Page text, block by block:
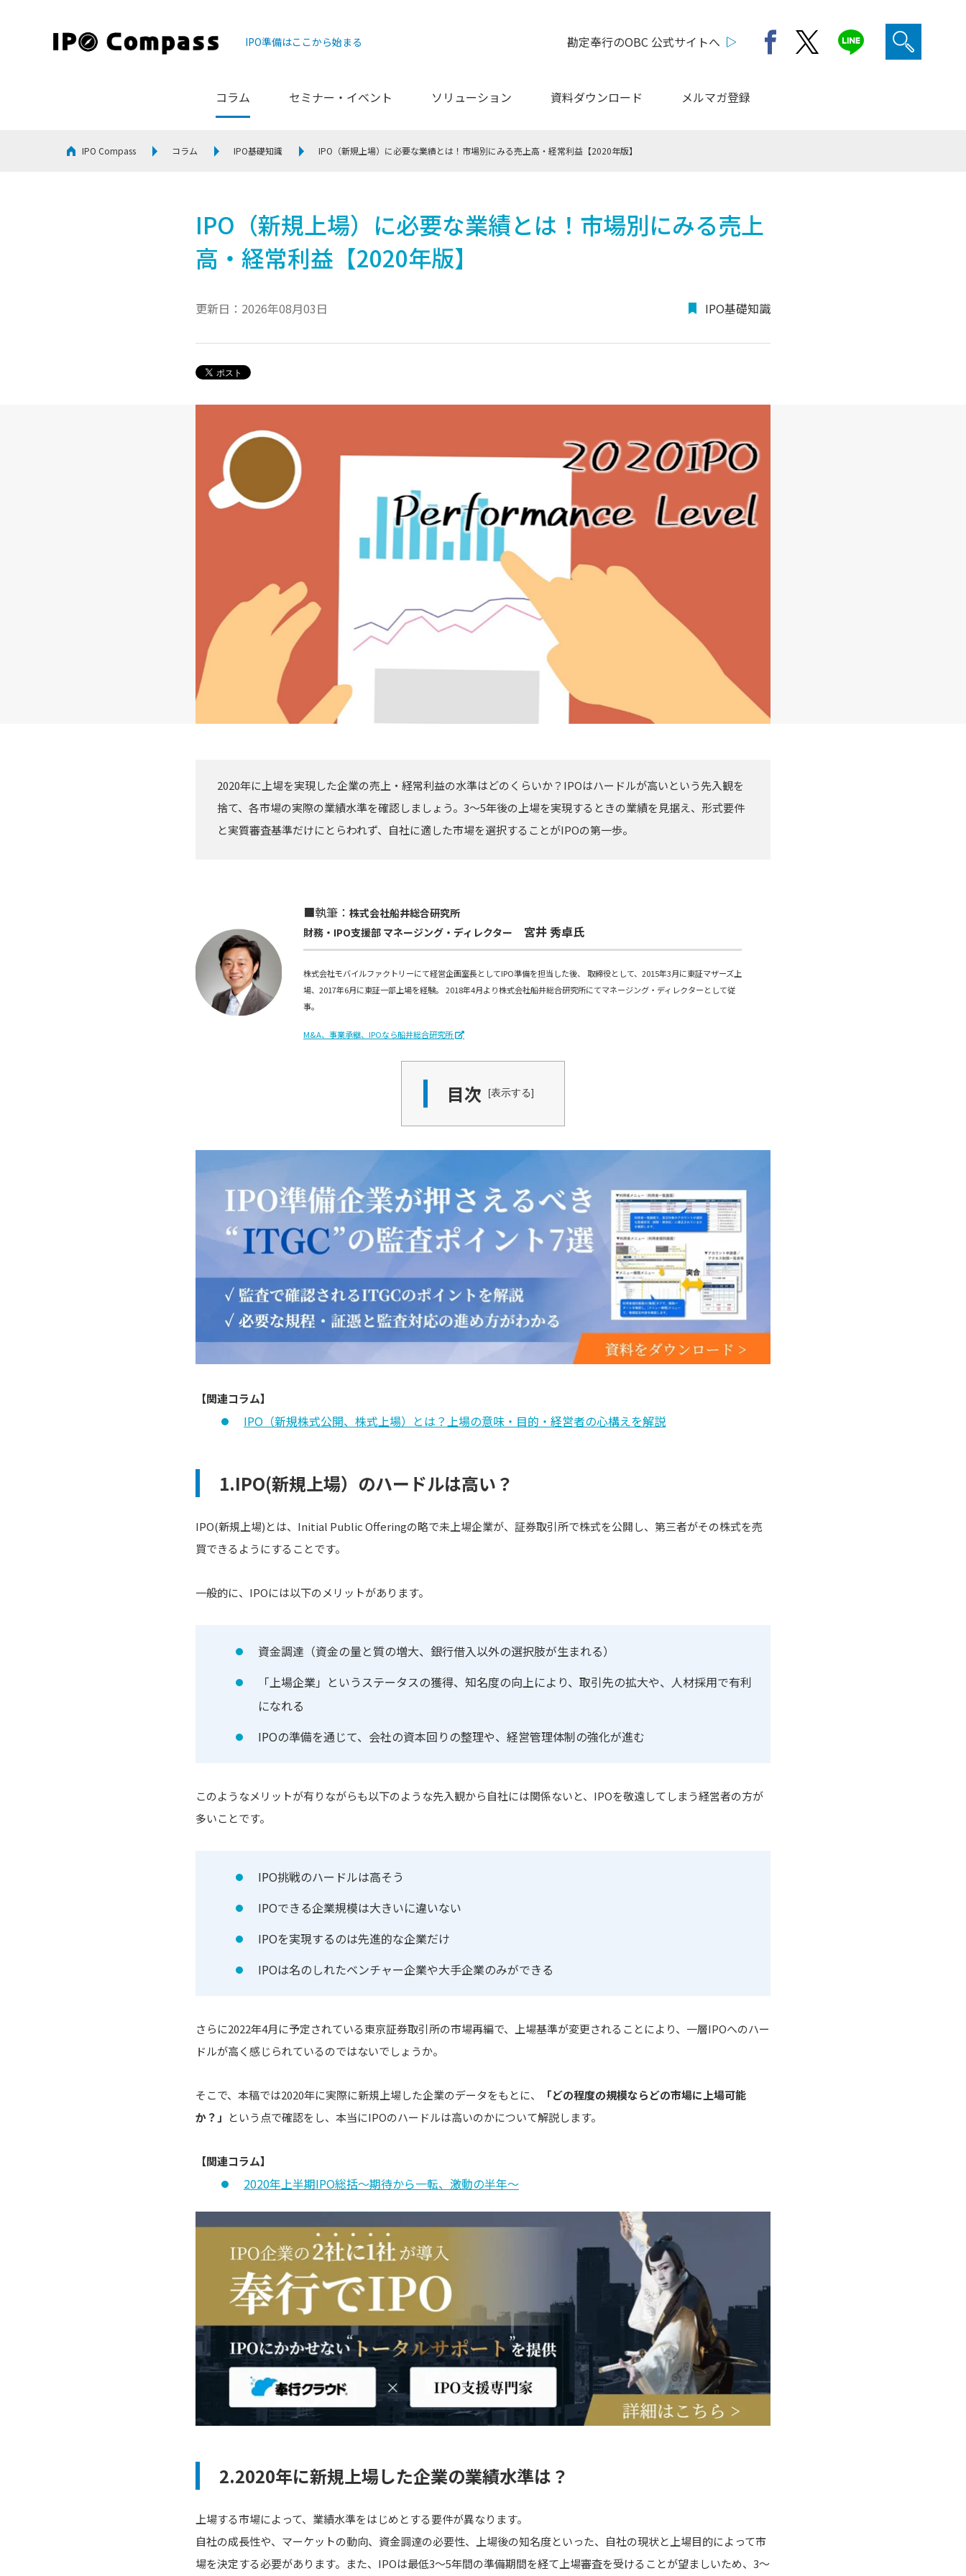
IPO準備はここから始まる 勘定奉行のOBC 公式サイトへ
コラム セミナー・イベント ソリューション 資料ダウンロード メルマガ登録
IPO Compass コラム IPO基礎知識 IPO（新規上場）に必要な業績とは！市場別にみる売上高・経常利益【2020年版】
IPO（新規上場）に必要な業績とは！市場別にみる売上
高・経常利益【2020年版】
更新日：2026年08月03日 IPO基礎知識
2020年に上場を実現した企業の売上・経常利益の水準はどのくらいか？IPOはハードルが高いという先入観を
捨て、各市場の実際の業績水準を確認しましょう。3～5年後の上場を実現するときの業績を見据え、形式要件
と実質審査基準だけにとらわれず、自社に適した市場を選択することがIPOの第一歩。
■執筆： 株式会社船井総合研究所
財務・IPO支援部 マネージング・ディレクター
宮井 秀卓氏
株式会社モバイルファクトリーにて経営企画室長としてIPO準備を担当した後、 取締役として、2015年3月に東証マザーズ上
場、2017年6月に東証一部上場を経験。 2018年4月より株式会社船井総合研究所にてマネージング・ディレクターとして従
事。
M&A、事業承継、IPOなら船井総合研究所
目次 表示する
【関連コラム】
IPO（新規株式公開、株式上場）とは？上場の意味・目的・経営者の心構えを解説
1.IPO(新規上場）のハードルは高い？
IPO(新規上場)とは、Initial Public Offeringの略で未上場企業が、証券取引所で株式を公開し、第三者がその株式を売
買できるようにすることです。
一般的に、IPOには以下のメリットがあります。
資金調達（資金の量と質の増大、銀行借入以外の選択肢が生まれる）
「上場企業」というステータスの獲得、知名度の向上により、取引先の拡大や、人材採用で有利
になれる
IPOの準備を通じて、会社の資本回りの整理や、経営管理体制の強化が進む
このようなメリットが有りながらも以下のような先入観から自社には関係ないと、IPOを敬遠してしまう経営者の方が
多いことです。
IPO挑戦のハードルは高そう
IPOできる企業規模は大きいに違いない
IPOを実現するのは先進的な企業だけ
IPOは名のしれたベンチャー企業や大手企業のみができる
さらに2022年4月に予定されている東京証券取引所の市場再編で、上場基準が変更されることにより、一層IPOへのハー
ドルが高く感じられているのではないでしょうか。
そこで、本稿では2020年に実際に新規上場した企業のデータをもとに、
「どの程度の規模ならどの市場に上場可能
か？」 という点で確認をし、本当にIPOのハードルは高いのかについて解説します。
【関連コラム】
2020年上半期IPO総括～期待から一転、激動の半年～
2.2020年に新規上場した企業の業績水準は？
上場する市場によって、業績水準をはじめとする要件が異なります。
自社の成長性や、マーケットの動向、資金調達の必要性、上場後の知名度といった、自社の現状と上場目的によって市
場を決定する必要があります。また、IPOは最低3～5年間の準備期間を経て上場審査を受けることが望ましいため、3～